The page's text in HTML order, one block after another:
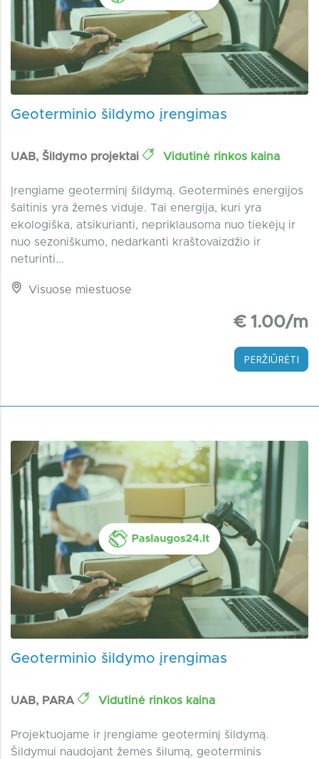
Geoterminio šildymo įrengimas
UAB, Šildymo projektai Vidutinė rinkos kaina
Įrengiame geoterminį šildymą. Geoterminės energijos
šaltinis yra žemės viduje. Tai energija, kuri yra
ekologiška, atsikurianti, nepriklausoma nuo tiekėjų ir
nuo sezoniškumo, nedarkanti kraštovaizdžio ir
neturinti...
Visuose miestuose
€ 1.00/m
PERŽIŪRĖTI
Geoterminio šildymo įrengimas
UAB, PARA Vidutinė rinkos kaina
Projektuojame ir įrengiame geoterminį šildymą.
Šildymui naudojant žemės šilumą, geoterminis